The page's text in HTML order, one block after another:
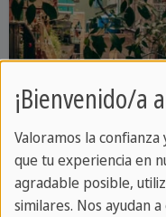
¡Bienvenido/a
Valoramos la
que tu experiencia en
agradable posible,
similares. Nos ayudan